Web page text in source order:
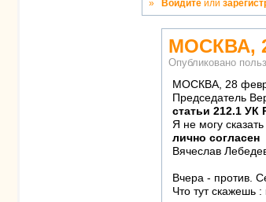
» Войдите или
МОСКВА,
Опубликовано
МОСКВА, 28
Председатель
статьи 212.1 УК
Я не могу
лично согласен
Вячеслав
Вчера - против.
Что тут скажешь